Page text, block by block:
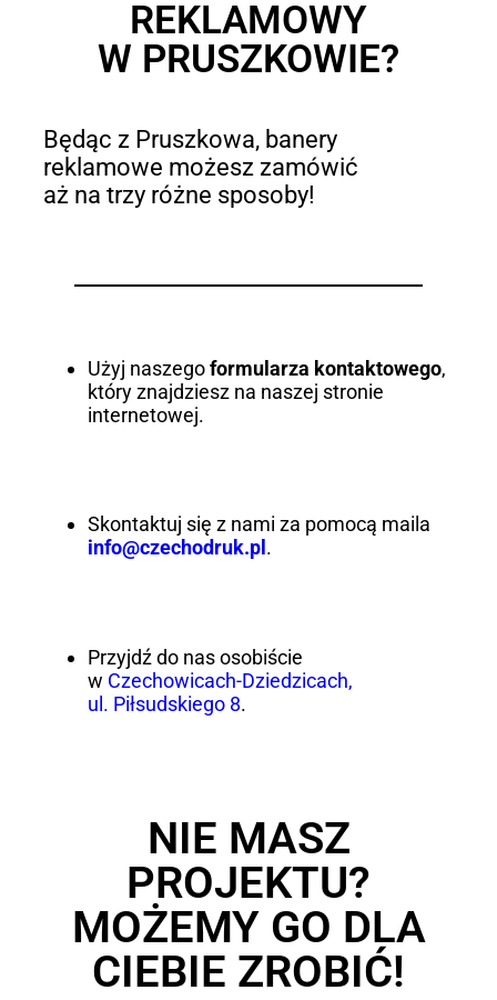
REKLAMOWY
W PRUSZKOWIE?
Będąc z Pruszkowa, banery
reklamowe możesz zamówić
aż na trzy różne sposoby!
Użyj naszegoformularza kontaktowego,
który znajdziesz na naszej stronie
internetowej.
Skontaktuj się z nami za pomocą maila
info@czechodruk.pl .
Przyjdź do nas osobiście
w Czechowicach-Dziedzicach,
ul. Piłsudskiego 8.
NIE MASZ
PROJEKTU?
MOŻEMY GO DLA
CIEBIE ZROBIĆ!